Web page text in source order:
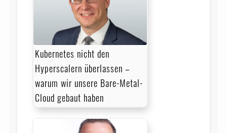
Kubernetes nicht den
Hyperscalern überlassen –
warum wir unsere Bare-Metal-
Cloud gebaut haben